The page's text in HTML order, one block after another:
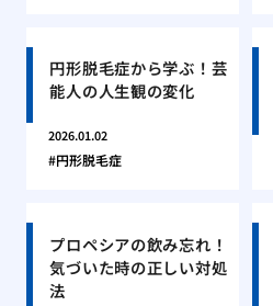
円形脱毛症から学ぶ！芸
能人の人生観の変化
2026.01.02
円形脱毛症
プロペシアの飲み忘れ！
気づいた時の正しい対処
法